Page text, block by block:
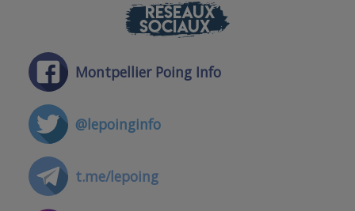
RÉSEAUX
SOCIAUX
Montpellier Poing Info
@lepoinginfo
t.me/lepoing